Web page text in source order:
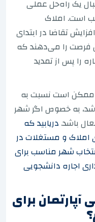
یک راه‌حل عملی
است. املاک
تقاضا در ابتدای
فرصت را می‌دهند که
را پس از تمدید
ممکن است نسبت به
به خصوص اگر شهر
باشد. دریابید که
املاک و مستغلات در
شهر مناسب برای
اجاره دانشجویی
برای